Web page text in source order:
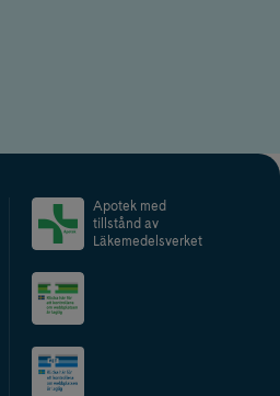
Apotek med
tillstånd av
Läkemedelsverket